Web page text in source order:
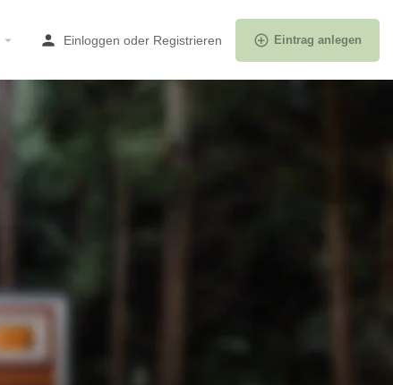
Einloggen oder Registrieren Eintrag anlegen